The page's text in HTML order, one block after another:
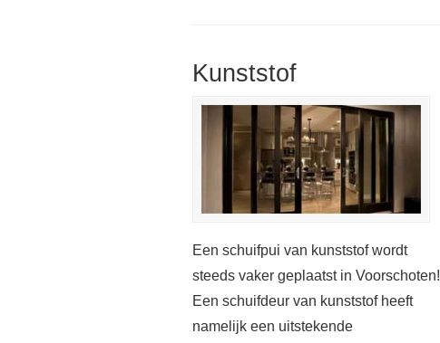
Kunststof
Een schuifpui van kunststof wordt
steeds vaker geplaatst in Voorschoten!
Een schuifdeur van kunststof heeft
namelijk een uitstekende